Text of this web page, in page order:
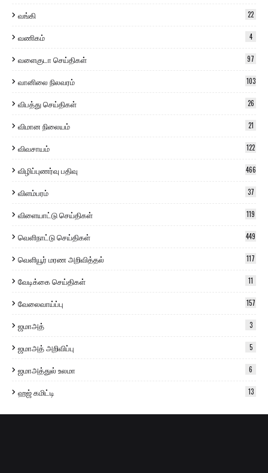
வங்கி 22
வணிகம் 4
வளைகுடா செய்திகள் 97
வானிலை நிலவரம் 103
விபத்து செய்திகள் 26
விமான நிலையம் 21
விவசாயம் 122
விழிப்புணர்வு பதிவு 466
விளம்பரம் 37
விளையாட்டு செய்திகள் 119
வெளிநாட்டு செய்திகள் 449
வெளியூர் மரண அறிவித்தல் 117
வேடிக்கை செய்திகள் 11
வேலைவாய்ப்பு 157
ஜமாஅத் 3
ஜமாஅத் அறிவிப்பு 5
ஜமாஅத்துல் உலமா 6
ஹஜ் கமிட்டி 13